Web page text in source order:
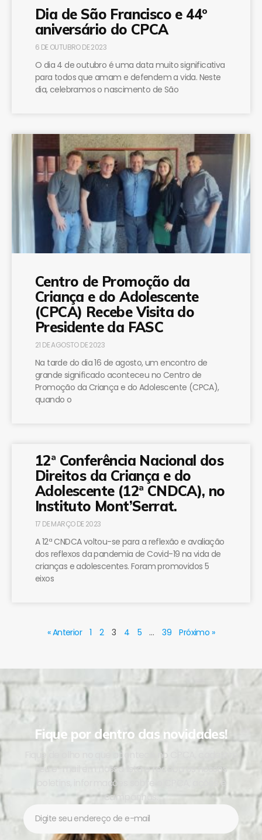
Dia de São Francisco e 44º
aniversário do CPCA
6 DE OUTUBRO DE 2023
O dia 4 de outubro é uma data muito significativa
para todos que amam e defendem a vida. Neste
dia, celebramos o nascimento de São
Centro de Promoção da
Criança e do Adolescente
(CPCA) Recebe Visita do
Presidente da FASC
21 DE AGOSTO DE 2023
Na tarde do dia 16 de agosto, um encontro de
grande significado aconteceu no Centro de
Promoção da Criança e do Adolescente (CPCA),
quando o
12ª Conferência Nacional dos
Direitos da Criança e do
Adolescente (12ª CNDCA), no
Instituto Mont’Serrat.
17 DE MARÇO DE 2023
A 12ª CNDCA voltou-se para a reflexão e avaliação
dos reflexos da pandemia de Covid-19 na vida de
crianças e adolescentes. Foram promovidos 5
eixos
« Anterior 1 2 3 4 5 … 39 Próximo »
Fique por dentro das novidades!
Fique de olho no que acontece no CPCA, cadastre
seu e-mail em nossa lista e receba os nossos
boletins, informações sobre o CPCA, ações e
campanhas.